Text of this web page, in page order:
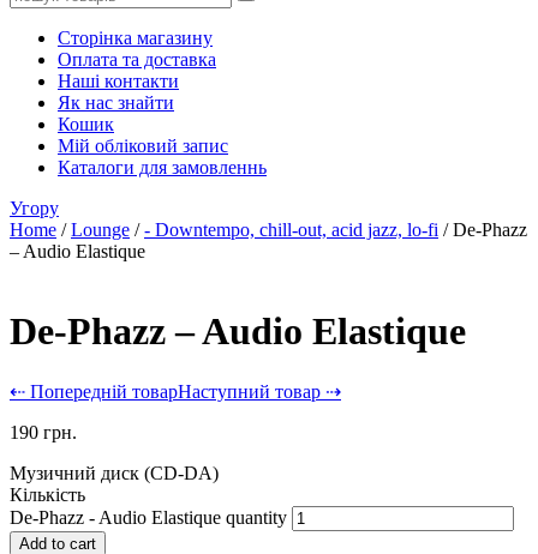
Сторінка магазину
Оплата та доставка
Наші контакти
Як нас знайти
Кошик
Мій обліковий запис
Каталоги для замовленнь
Угору
Home /Lounge /- Downtempo, chill-out, acid jazz, lo-fi / De-Phazz
– Audio Elastique
De-Phazz – Audio Elastique
⇠ Попередній товарНаступний товар ⇢
190 грн.
Музичний диск (CD-DA)
Кількість
De-Phazz - Audio Elastique quantity
Add to cart